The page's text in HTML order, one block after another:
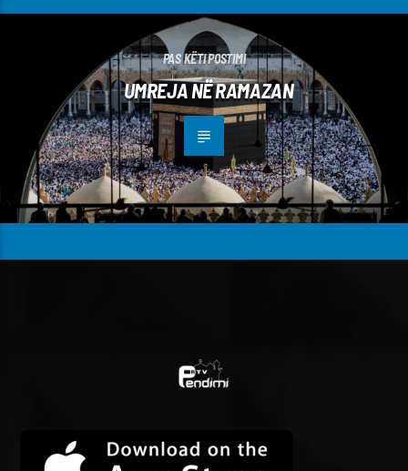
PAS KËTI POSTIMI
UMREJA NË RAMAZAN